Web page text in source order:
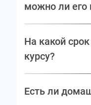
можно ли его
На какой
курсу?
Есть ли